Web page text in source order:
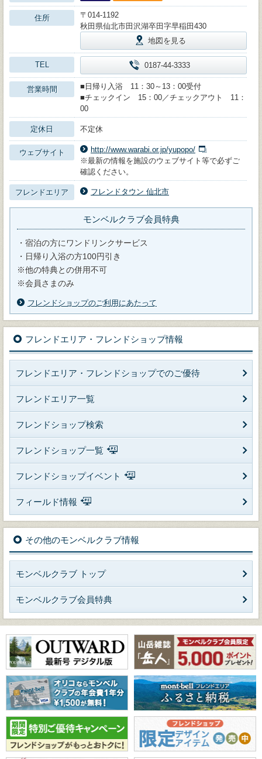
住所
〒014-1192
秋田県仙北市田沢湖卒田字早稲田430
地図を見る
TEL 0187-44-3333
営業時間
■日帰り入浴 11：30～13：00受付
■チェックイン 15：00／チェックアウト 11：
00
定休日 不定休
ウェブサイト
http://www.warabi.or.jp/yupopo/
※最新の情報を施設のウェブサイト等で必ずご
確認ください。
フレンドエリア フレンドタウン 仙北市
モンベルクラブ会員特典
・宿泊の方にワンドリンクサービス
・日帰り入浴の方100円引き
※他の特典との併用不可
※会員さまのみ
フレンドショップのご利用にあたって
フレンドエリア・フレンドショップ情報
フレンドエリア・フレンドショップでのご優待
フレンドエリア一覧
フレンドショップ検索
フレンドショップ一覧
フレンドショップイベント
フィールド情報
その他のモンベルクラブ情報
モンベルクラブ トップ
モンベルクラブ会員特典